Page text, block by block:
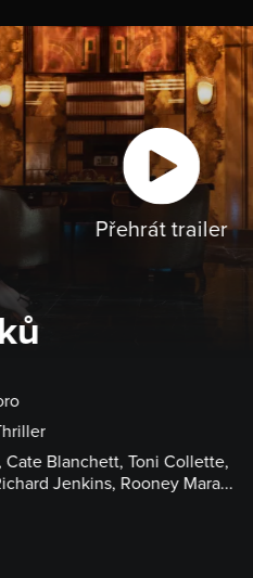
VYBRAT FILM
Přehrát trailer
Cate Blanchett, Toni Collette,
Jenkins, Rooney Mara...